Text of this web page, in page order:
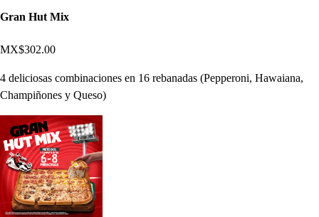
Gran Hut Mix
MX$302.00
4 deliciosas combinaciones en 16 rebanadas (Pepperoni, Hawaiana,
Champiñones y Queso)